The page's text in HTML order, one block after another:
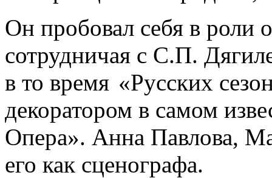
Он пробовал себя в роли
сотрудничая с С.П.
в то время«Русских
декоратором в самом
Опера». Анна Павлова,
его как сценографа.